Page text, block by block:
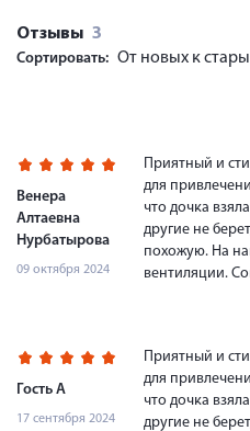
Отзывы 3
Сортировать: От новых к
Венера
Алтаевна
Нурбатырова
09 октября 2024
Приятный и
для
что дочка
другие не
похожую. На
вентиляции.
Гость А
17 сентября 2024
Приятный и
для
что дочка
другие не